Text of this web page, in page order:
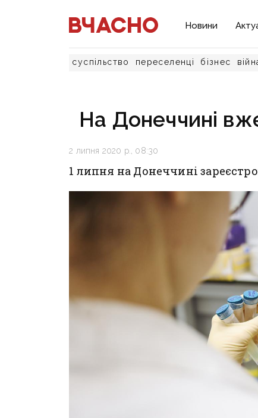
Новини
суспільство переселенці бізнес
На Донеччині
2 липня 2020 р., 08:30
1 липня на Донеччині